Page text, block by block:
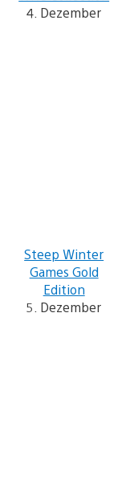
4. Dezember
Steep Winter
Games Gold
Edition
5. Dezember